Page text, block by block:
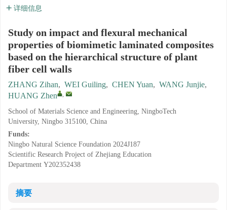
详细信息
Study on impact and flexural mechanical
properties of biomimetic laminated composites
based on the hierarchical structure of plant
fiber cell walls
ZHANG Zihan, WEI Guiling, CHEN Yuan, WANG Junjie,
HUANG Zhen
,
School of Materials Science and Engineering, NingboTech
University, Ningbo 315100, China
Funds:
Ningbo Natural Science Foundation 2024J187
Scientific Research Project of Zhejiang Education
Department Y202352438
摘要